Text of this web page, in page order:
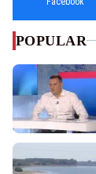
POPULAR